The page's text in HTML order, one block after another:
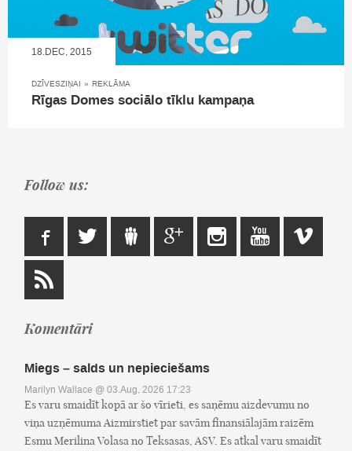
18.DEC, 2015
DZĪVESZIŅAI » REKLĀMA
Rīgas Domes sociālo tīklu kampaņa
Follow us:
Komentāri
Miegs – salds un nepieciešams
Marilyn Wallace @ 03.Aug, 2026 17:23
Es varu smaidīt kopā ar šo vīrieti, es saņēmu aizdevumu no
viņa uzņēmuma Aizmirstiet par savām finansiālajām raizēm
Esmu Merilina Volasa no Teksasas, ASV. Es atkal varu smaidīt